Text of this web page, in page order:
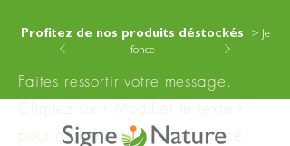
Profitez de nos produits déstockés
> Je
fonce !
Faites ressortir votre message.
Cliquez sur « Modifier le texte »
pour ajouter votre contenu à ce